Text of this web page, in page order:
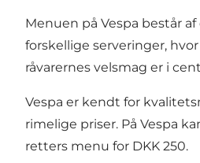
Menuen på Vespa består af
forskellige serveringer,
råvarernes velsmag er i
Vespa er kendt for
rimelige priser. På Vespa
retters menu for DKK 250.